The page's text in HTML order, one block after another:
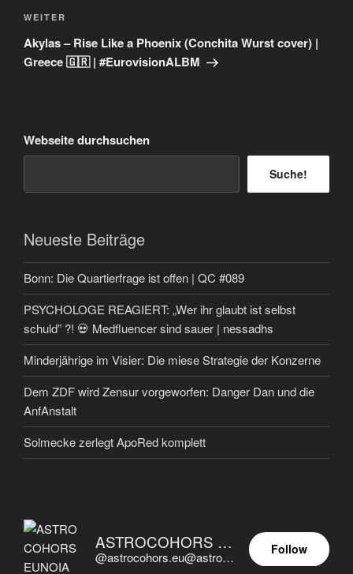
Nächster
Beitrag
WEITER
Akylas – Rise Like a Phoenix (Conchita Wurst cover) |
Greece 🇬🇷 | #EurovisionALBM
Webseite durchsuchen
Suche!
Neueste Beiträge
Bonn: Die Quartierfrage ist offen | QC #089
PSYCHOLOGE REAGIERT: „Wer ihr glaubt ist selbst
schuld” ?! 💀 Medfluencer sind sauer | nessadhs
Minderjährige im Visier: Die miese Strategie der Konzerne
Dem ZDF wird Zensur vorgeworfen: Danger Dan und die
AnfAnstalt
Solmecke zerlegt ApoRed komplett
ASTROCOHORS EUNOIA ULTIMA
@astrocohors.eu@astrocohors.eu
Follow